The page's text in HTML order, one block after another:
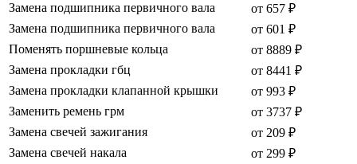
Замена подшипника первичного вала
от 657 ₽
Замена подшипника первичного вала
от 601 ₽
Поменять поршневые кольца
от 8889 ₽
Замена прокладки гбц
от 8441 ₽
Замена прокладки клапанной крышки
от 993 ₽
Заменить ремень грм
от 3737 ₽
Замена свечей зажигания
от 209 ₽
Замена свечей накала
от 299 ₽